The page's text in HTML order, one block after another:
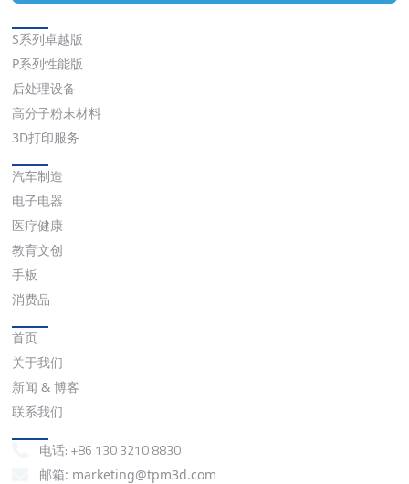
S系列卓越版
P系列性能版
后处理设备
高分子粉末材料
3D打印服务
汽车制造
电子电器
医疗健康
教育文创
手板
消费品
首页
关于我们
新闻 & 博客
联系我们
电话: +86 130 3210 8830
邮箱: marketing@tpm3d.com